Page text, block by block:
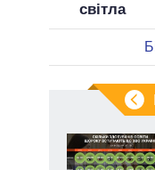
світла